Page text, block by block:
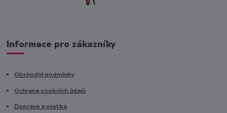
Informace pro zákazníky
Obchodní podmínky
Ochrana osobních údajů
Doprava a platba